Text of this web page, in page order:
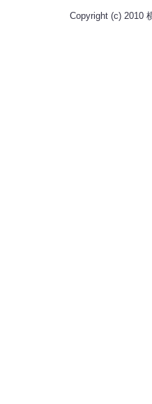
Copyright (c) 2010